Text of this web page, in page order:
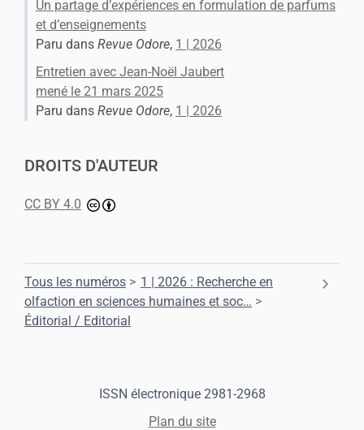
Un partage d’expériences en formulation de parfums
et d’enseignements
Paru dans Revue Odore, 1 | 2026
Entretien avec Jean-Noël Jaubert
mené le 21 mars 2025
Paru dans Revue Odore, 1 | 2026
DROITS D'AUTEUR
CC BY 4.0
Tous les numéros
1 | 2026 : Recherche en
olfaction en sciences humaines et soc…
Éditorial / Editorial
ISSN électronique 2981-2968
Plan du site